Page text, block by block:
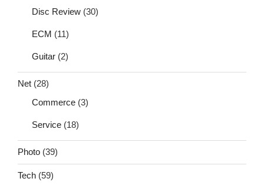
Disc Review (30)
ECM (11)
Guitar (2)
Net (28)
Commerce (3)
Service (18)
Photo (39)
Tech (59)